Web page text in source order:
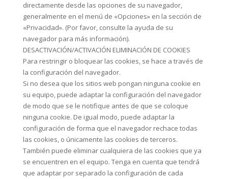
directamente desde las opciones de su navegador,
generalmente en el menú de «Opciones» en la sección de
«Privacidad». (Por favor, consulte la ayuda de su
navegador para más información).
DESACTIVACIÓN/ACTIVACIÓN ELIMINACIÓN DE COOKIES
Para restringir o bloquear las cookies, se hace a través de
la configuración del navegador.
Si no desea que los sitios web pongan ninguna cookie en
su equipo, puede adaptar la configuración del navegador
de modo que se le notifique antes de que se coloque
ninguna cookie. De igual modo, puede adaptar la
configuración de forma que el navegador rechace todas
las cookies, o únicamente las cookies de terceros.
También puede eliminar cualquiera de las cookies que ya
se encuentren en el equipo. Tenga en cuenta que tendrá
que adaptar por separado la configuración de cada